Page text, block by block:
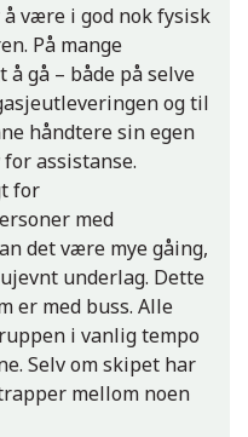
være i god nok fysisk
På mange
gå – både på selve
og til
håndtere sin egen
assistanse.
for
med
det være mye gåing,
underlag. Dette
er med buss. Alle
i vanlig tempo
Selv om skipet har
mellom noen